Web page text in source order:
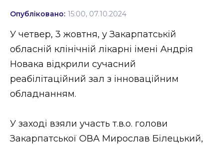
Події
Політика
Соціум
Втрачений Ужгород
Опубліковано: 15:00, 07.10.2024
У четвер, 3 жовтня, у Закарпатській
обласній клінічній лікарні імені Андрія
Новака відкрили сучасний
реабілітаційний зал з інноваційним
обладнанням.
У заході взяли участь т.в.о. голови
Закарпатської ОВА Мирослав Білецький,